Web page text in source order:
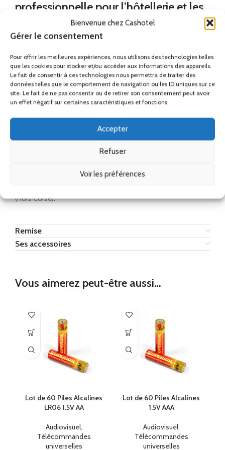
Bienvenue chez Cashotel
Gérer le consentement
Pour offrir les meilleures expériences, nous utilisons des technologies telles
que les cookies pour stocker et/ou accéder aux informations des appareils.
Le fait de consentir à ces technologies nous permettra de traiter des
données telles que le comportement de navigation ou les ID uniques sur ce
site. Le fait de ne pas consentir ou de retirer son consentement peut avoir
un effet négatif sur certaines caractéristiques et fonctions.
Accepter
Refuser
Voir les préférences
professionnelle pour l’hôtellerie et les
équiper vos chambres tout en améliorant le confort des
utilisateurs et en réduisant les coûts de maintenance. Elle
s’associe parfaitement àun téléviseur mode hôtelpour une
installation audiovisuelle cohérente et sécurisée.
durables, adaptés aux contraintes réelles des établissements
Livraison Gratuiteen France Métropolitaine
(Hors Corse).
Remise
Ses accessoires
Vous aimerez peut-être aussi…
Lot de 60 Piles Alcalines
LR06 1.5V AA
Audiovisuel,
Télécommandes
universelles
Lot de 60 Piles Alcalines
1.5V AAA
Audiovisuel,
Télécommandes
universelles